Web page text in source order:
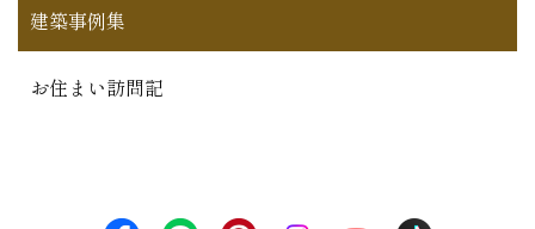
建築事例集
お住まい訪問記